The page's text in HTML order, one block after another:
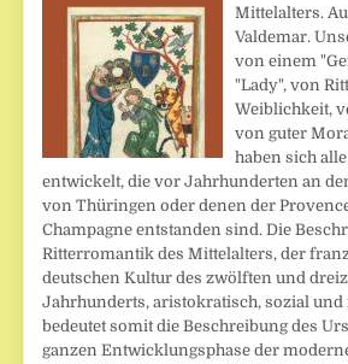
Mittelalters.
Valdemar.
von einem
"Lady", von
Weiblichkeit,
von guter
haben sich
entwickelt, die vor Jahrhunderten an
von Thüringen oder denen der
Champagne entstanden sind. Die
Ritterromantik des Mittelalters, der
deutschen Kultur des zwölften und
Jahrhunderts, aristokratisch, sozial
bedeutet somit die Beschreibung des
ganzen Entwicklungsphase der